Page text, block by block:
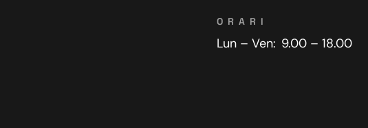
ORARI
Lun – Ven: 9.00 – 18.00